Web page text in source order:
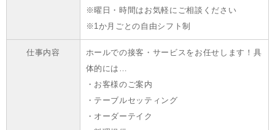
※曜日・時間はお気軽にご相談ください
※1か月ごとの自由シフト制
仕事内容
ホールでの接客・サービスをお任せします！具
体的には…
・お客様のご案内
・テーブルセッティング
・オーダーテイク